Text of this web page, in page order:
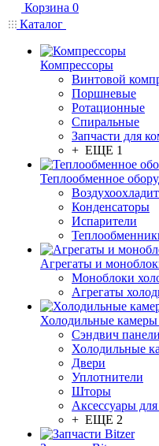
Корзина 0
Каталог
Компрессоры
Винтовой
Поршневые
Ротационные
Спиральные
Запчасти для
+ ЕЩЕ 1
Теплообменное
Конденсаторы
Испарители
Агрегаты и
Моноблоки
Агрегаты
Холодильные камеры
Сэндвич панели
Холодильные
Двери
Уплотнители
Шторы
Аксессуары
+ ЕЩЕ 2